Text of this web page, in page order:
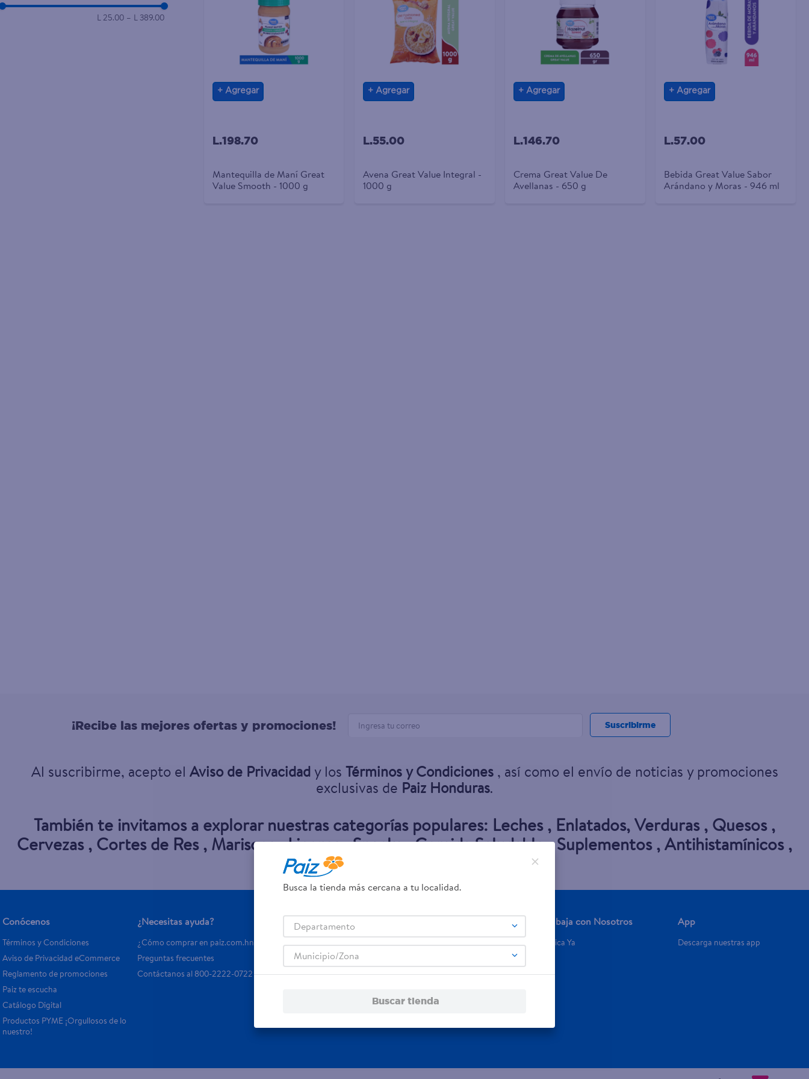
L 25.00 – L 389.00
Agregar
L.198.70
Mantequilla de Maní Great
Value Smooth - 1000 g
Agregar
L.55.00
Avena Great Value Integral -
1000 g
Agregar
L.146.70
Crema Great Value De
Avellanas - 650 g
Agregar
L.57.00
Bebida Great Value Sabor
Arándano y Moras - 946 ml
¡Recibe las mejores ofertas y promociones! Suscribirme
Al suscribirme, acepto el Aviso de Privacidady los Términos y Condiciones, así como el envío de noticias y promociones
exclusivas de Paiz Honduras.
También te invitamos a explorar nuestras categorías populares: Leches, Enlatados,Verduras, Quesos,
Cervezas, Cortes de Res, Mariscos,Licores,Snacks,Comida Saludable,Suplementos,Antihistamínicos,
Conócenos
Términos y Condiciones
Aviso de Privacidad eCommerce
Reglamento de promociones
Paiz te escucha
Catálogo Digital
Productos PYME ¡Orgullosos de lo
nuestro!
¿Necesitas ayuda?
¿Cómo comprar en paiz.com.hn?
Preguntas frecuentes
Contáctanos al 800-2222-0722
Servicio
Tarjeta de crédito
Tarjeta de regalo
Otros servicios:
Trabaja con Nosotros
Aplica Ya
App
Descarga nuestras app
Busca la tienda más cercana a tu localidad.
Departamento
Municipio/Zona
Buscar tienda